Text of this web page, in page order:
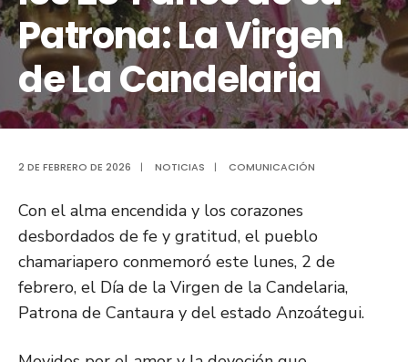
Patrona: La Virgen
de La Candelaria
2 DE FEBRERO DE 2026 | NOTICIAS | COMUNICACIÓN
Con el alma encendida y los corazones
desbordados de fe y gratitud, el pueblo
chamariapero conmemoró este lunes, 2 de
febrero, el Día de la Virgen de la Candelaria,
Patrona de Cantaura y del estado Anzoátegui.